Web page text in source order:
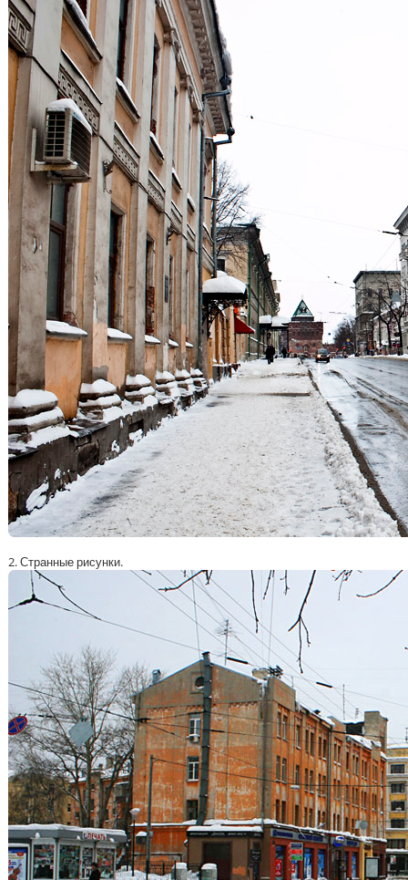
2. Странные рисунки.